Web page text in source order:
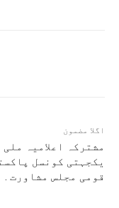
اگلا مضمون
مشترکہ اعلامیہ ملی
یکجہتی کونسل
قومی مجلس مشاورت .